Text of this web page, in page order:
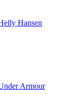
Hansen
Armour